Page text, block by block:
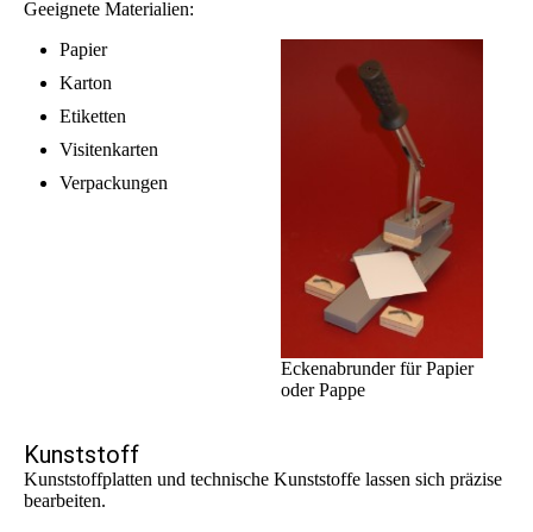
Geeignete Materialien:
Papier
Karton
Etiketten
Visitenkarten
Verpackungen
Eckenabrunder für Papier
oder Pappe
Kunststoff
Kunststoffplatten und technische Kunststoffe lassen sich präzise
bearbeiten.